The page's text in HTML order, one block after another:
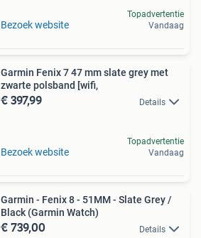
Bezoek website
Topadvertentie
Vandaag
Garmin Fenix 7 47 mm slate grey met
zwarte polsband [wifi,
€ 397,99 Details
Bezoek website
Topadvertentie
Vandaag
Garmin - Fenix 8 - 51MM - Slate Grey /
Black (Garmin Watch)
€ 739,00 Details